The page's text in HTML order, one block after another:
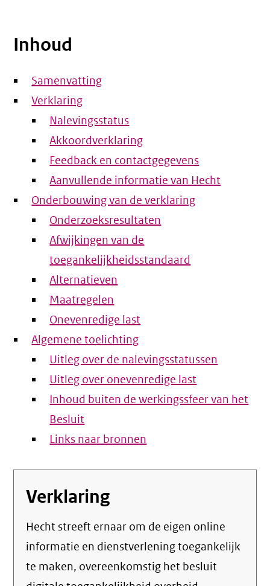
Inhoud
Samenvatting
Verklaring
Nalevingsstatus
Akkoordverklaring
Feedback en contactgegevens
Aanvullende informatie van Hecht
Onderbouwing van de verklaring
Onderzoeksresultaten
Afwijkingen van de
toegankelijkheidsstandaard
Alternatieven
Maatregelen
Onevenredige last
Algemene toelichting
Uitleg over de nalevingsstatussen
Uitleg over onevenredige last
Inhoud buiten de werkingssfeer van het
Besluit
Links naar bronnen
Verklaring
Hecht streeft ernaar om de eigen online
informatie en dienstverlening toegankelijk
te maken, overeenkomstig het besluit